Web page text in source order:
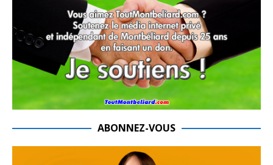
ABONNEZ-VOUS